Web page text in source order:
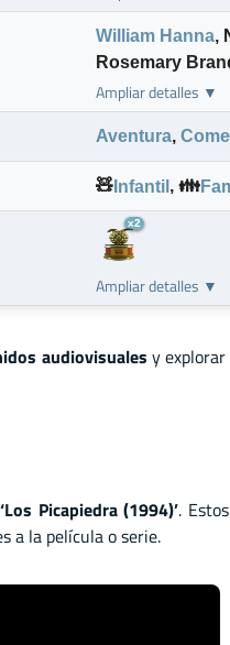
William Hanna,
Rosemary
Ampliar detalles ▼
Aventura,
🧸 Infantil , 👪
x2
Ampliar detalles ▼
audiovisuales y
‘Los Picapiedra (1994)’.
a la película o serie.